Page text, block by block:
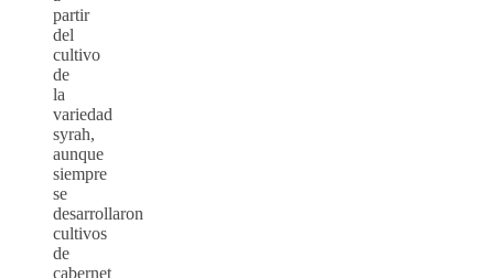
partir
del
cultivo
de
la
variedad
syrah,
aunque
siempre
se
desarrollaron
cultivos
de
cabernet